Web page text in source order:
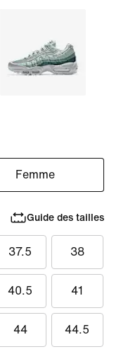
Femme
Guide des tailles
37.5 38
40.5 41
44 44.5